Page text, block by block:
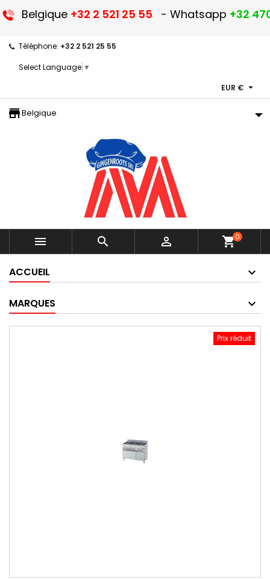
Belgique +32 2 521 25 55 - Whatsapp +32
Téléphone: +32 2 521 25 55
Select Language ▼
EUR € 
storefront
Belgique
   shopping_cart0
ACCUEIL
MARQUES
Prix réduit